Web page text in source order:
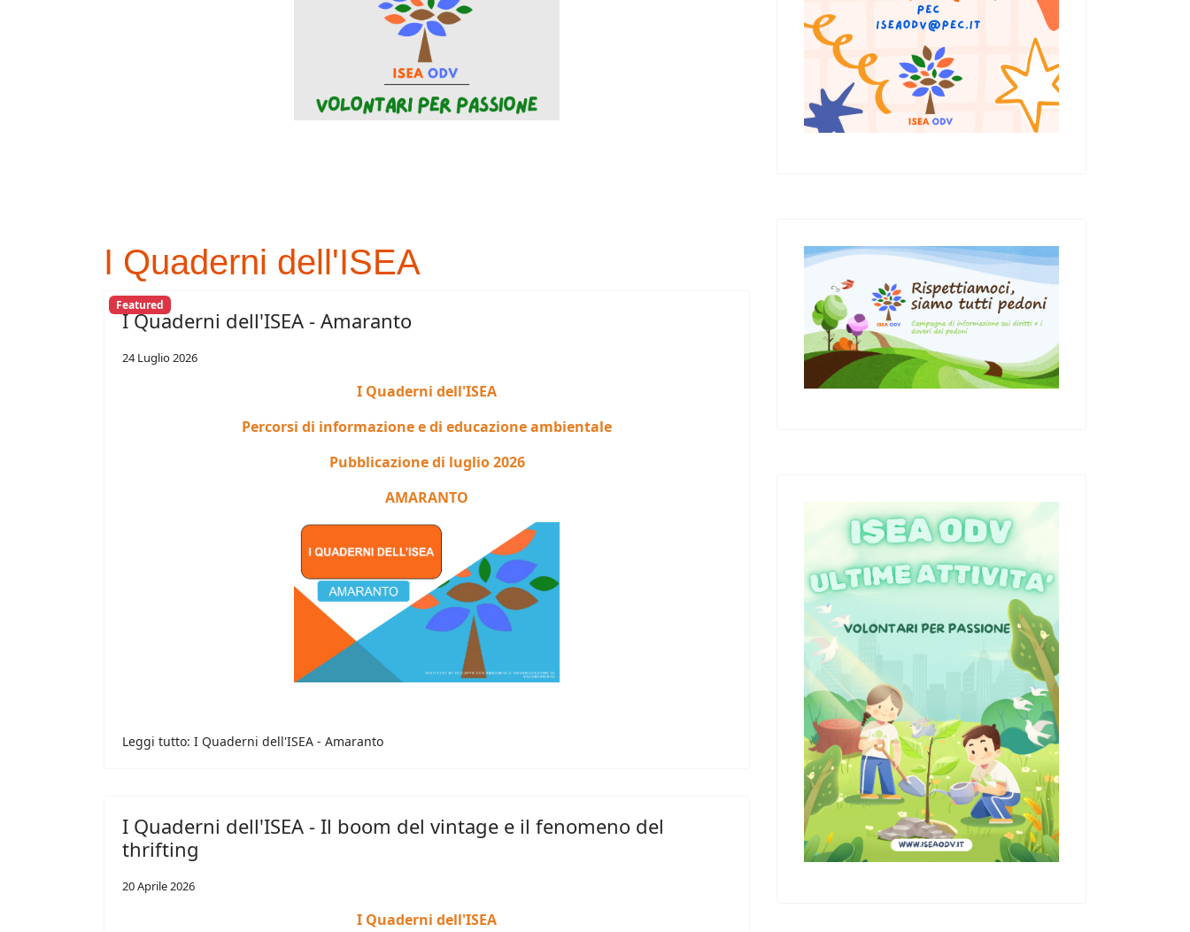
I Quaderni dell'ISEA
Featured
I Quaderni dell'ISEA - Amaranto
24 Luglio 2026
I Quaderni dell'ISEA
Percorsi di informazione e di educazione ambientale
Pubblicazione di luglio 2026
AMARANTO
Leggi tutto: I Quaderni dell'ISEA - Amaranto
I Quaderni dell'ISEA - Il boom del vintage e il fenomeno del
thrifting
20 Aprile 2026
I Quaderni dell'ISEA